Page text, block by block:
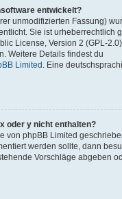
entwickelt?
unmodifizierten Fassung)
Sie ist urheberrechtlich
License, Version 2 (GPL-
Weitere Details findest du
Limited . Eine
oder y nicht enthalten?
von phpBB Limited
werden sollte, dann
Vorschläge abgeben